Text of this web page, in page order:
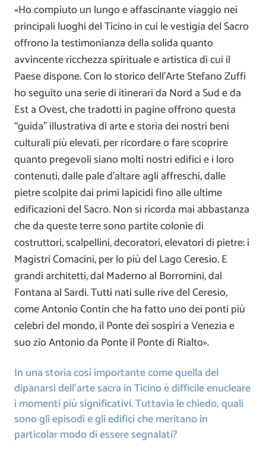
«Ho compiuto un lungo e affascinante viaggio nei
principali luoghi del Ticino in cui le vestigia del Sacro
offrono la testimonianza della solida quanto
avvincente ricchezza spirituale e artistica di cui il
Paese dispone. Con lo storico dell’Arte Stefano Zuffi
ho seguito una serie di itinerari da Nord a Sud e da
Est a Ovest, che tradotti in pagine offrono questa
“guida” illustrativa di arte e storia dei nostri beni
culturali più elevati, per ricordare o fare scoprire
quanto pregevoli siano molti nostri edifici e i loro
contenuti, dalle pale d’altare agli affreschi, dalle
pietre scolpite dai primi lapicidi fino alle ultime
edificazioni del Sacro. Non si ricorda mai abbastanza
che da queste terre sono partite colonie di
costruttori, scalpellini, decoratori, elevatori di pietre: i
Magistri Comacini, per lo più del Lago Ceresio. E
grandi architetti, dal Maderno al Borromini, dal
Fontana al Sardi. Tutti nati sulle rive del Ceresio,
come Antonio Contin che ha fatto uno dei ponti più
celebri del mondo, il Ponte dei sospiri a Venezia e
suo zio Antonio da Ponte il Ponte di Rialto».
In una storia così importante come quella del
dipanarsi dell’arte sacra in Ticino è difficile enucleare
i momenti più significativi. Tuttavia le chiedo, quali
sono gli episodi e gli edifici che meritano in
particolar modo di essere segnalati?